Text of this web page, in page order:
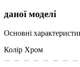
даної моделі
Основні
Колір Хром